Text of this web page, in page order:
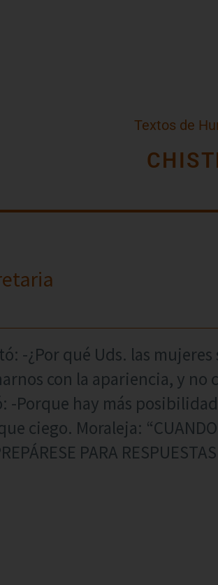
Textos de
-¿Por qué Uds. las
con la apariencia, y no
-Porque hay más
ciego. Moraleja: “CUANDO
PARA